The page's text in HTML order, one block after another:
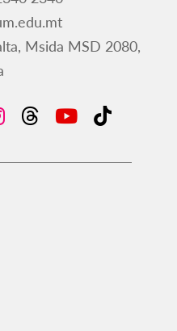
Msida MSD 2080,